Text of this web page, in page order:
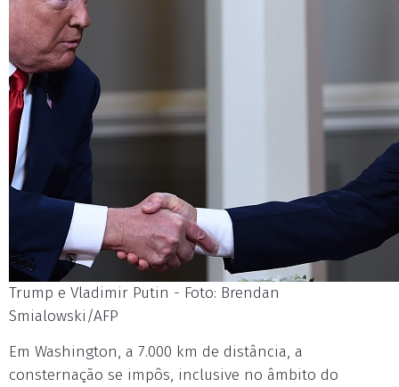
Trump e Vladimir Putin - Foto: Brendan
Smialowski/AFP
Em Washington, a 7.000 km de distância, a
consternação se impôs, inclusive no âmbito do